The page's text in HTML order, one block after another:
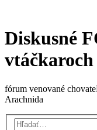
Diskusné
vtáčkaroch
fórum venované
Arachnida